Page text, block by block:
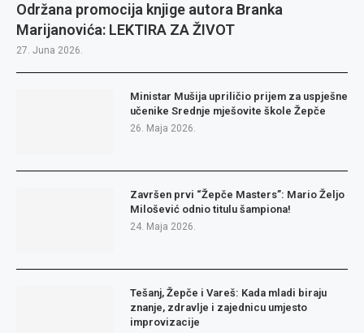
Održana promocija knjige autora Branka
Marijanovića: LEKTIRA ZA ŽIVOT
27. Juna 2026.
Ministar Mušija upriličio prijem za uspješne
učenike Srednje mješovite škole Žepče
26. Maja 2026.
Završen prvi “Žepče Masters”: Mario Željo
Milošević odnio titulu šampiona!
24. Maja 2026.
Tešanj, Žepče i Vareš: Kada mladi biraju
znanje, zdravlje i zajednicu umjesto
improvizacije